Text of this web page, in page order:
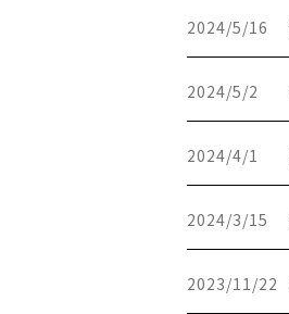
更新日時：
2024/5/16
更新日時：
2024/5/2
更新日時：
2024/4/1
更新日時：
2024/3/15
更新日時：
2023/11/22